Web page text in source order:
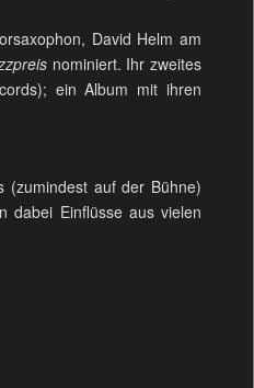
David Helm am
nominiert. Ihr zweites
ein Album mit ihren
auf der Bühne)
dabei Einflüsse aus vielen